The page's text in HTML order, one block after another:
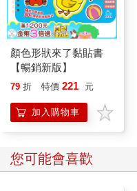
顏色形狀來了黏貼書
【暢銷新版】
79 折 特價 221 元
加入購物車
您可能會喜歡